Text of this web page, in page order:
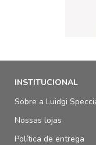
INSTITUCIONAL
Sobre a Luidgi
Nossas lojas
Política de entrega